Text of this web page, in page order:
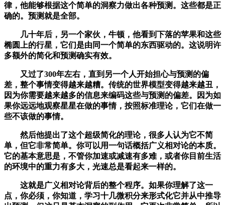
律，他能够根据这个简单的洞察力做出各种预测。这些都是正
确的。预测就是全部。
几十年后，另一个家伙，牛顿，他看到下落的苹果和这些
椭圆上的行星，它们是由同一个简单的东西驱动的。这说明许
多额外的简化和预测确实有效。
又过了300年左右，直到另一个人开始担心与预测的偏
差，整个事情变得越来越糟。传统的世界模型变得越来越丑，
因为你需要越来越多的信息来编码这些与预测的偏差。因为如
果你远远地观察星星在做的事情，按照标准理论，它们在做一
些不该做的事情。
然后他提出了这个超级简化的理论，很多人认为它不简
单，但它非常简单。你可以用一句话概括广义相对论的本质。
它的基本意思是，不管你加速或减速有多难，或者你目前生活
的环境中的重力有多大，光速总是看起来一样的。
这就是广义相对论背后的整个程序。如果你理解了这一
点，你必须，你知道，学习十几微积分来形式化它并从中推导